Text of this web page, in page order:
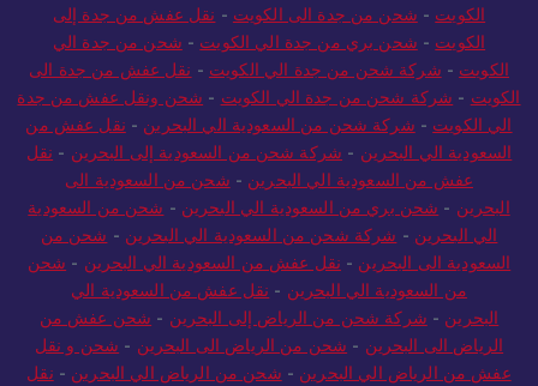
الكويت - شحن من جدة الى الكويت - نقل عفش من جدة إلى
الكويت - شحن بري من جدة الي الكويت - شحن من جدة الي
الكويت - شركة شحن من جدة الي الكويت - نقل عفش من جدة الى
الكويت - شركة شحن من جدة الي الكويت - شحن ونقل عفش من جدة
الي الكويت - شركة شحن من السعودية الي البحرين - نقل عفش من
السعودية الي البحرين - شركة شحن من السعودية إلى البحرين - نقل
عفش من السعودية الي البحرين - شحن من السعودية الى
البحرين - شحن بري من السعودية الي البحرين - شحن من السعودية
الي البحرين - شركة شحن من السعودية الي البحرين - شحن من
السعودية الى البحرين - نقل عفش من السعودية الي البحرين - شحن
من السعودية الي البحرين - نقل عفش من السعودية الي
البحرين - شركة شحن من الرياض إلى البحرين - شحن عفش من
الرياض الى البحرين - شحن من الرياض الى البحرين - شحن و نقل
عفش من الرياض الي البحرين - شحن من الرياض الي البحرين - نقل